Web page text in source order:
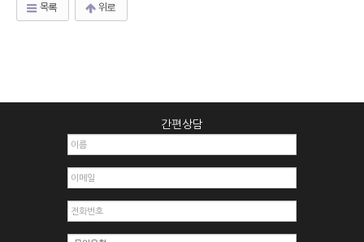
목록 위로
간편상담